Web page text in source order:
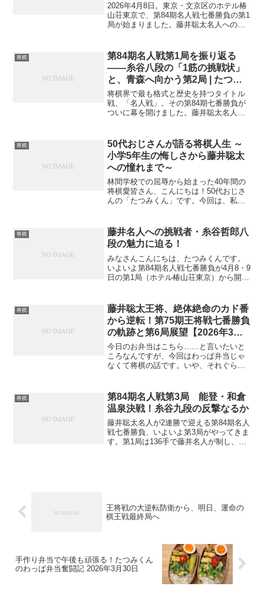
2026年4月8日。東京・文京区のホテル椿
山荘東京で、第84期名人戦七番勝負の第1
局が始まりました。藤井聡太名人への挑
ば圧倒的な差があります。それでも糸谷
八段といえば...
将棋
第84期名人戦第1局を振り返る
――糸谷八段の「1筋の挑戦状」
と、青森へ向かう第2局 | たつみ
くんの将棋観戦記
将棋界で最も格式と歴史を持つタイトル
戦、「名人戦」。その第84期七番勝負が
ついに幕を開けました。藤井聡太名人に
あ、こんな始まり方するんですね。第1局
の衝撃――序盤2手で...
将棋
50代おじさんが語る将棋人生 ～
小学5年生の悔しさから藤井聡太
への憧れまで～
林間学校での屈辱から始まった40年間の
将棋愛皆さん、こんにちは！50代おじさ
んの「たつみくん」です。今回は、私の
に人生の半分以上を将棋と共に歩んでき
ました。運命の林間学校...
将棋
藤井名人への挑戦者・糸谷哲郎八
段の魅力に迫る！
みなさんこんにちは、たつみくんです。
いよいよ第84期名人戦七番勝負が4月8・9
日の第1局（ホテル椿山荘東京）から開幕
愛称で将棋ファンに親しまれる、個性あ
ふれる棋士です。...
将棋
藤井聡太王将、絶体絶命のカド番
から逆転！第75期王将戦七番勝負
の軌跡と第6局展望【2026年3月
15日】
今日のお弁当はこちら……と言いたいと
ころなんですが、今回はわっぱ弁当じゃ
なくて将棋の話です。いや、それぐらい
チェックしてしまうんだから、将棋の世
界ってのは本当におそろ...
将棋
第84期名人戦第3局 能登・和倉
温泉決戦！糸谷九段の反撃なるか
藤井聡太名人が2連勝で迎える第84期名人
戦七番勝負、いよいよ第3局がやってきま
す。第1局は136手で藤井名人が制し、第2
王将戦の大逆転防衛から、明日、運命の
棋王戦最終局へ
手作り弁当で午後も頑張る！たつみくん
のわっぱ弁当奮闘記 2026年3月30日